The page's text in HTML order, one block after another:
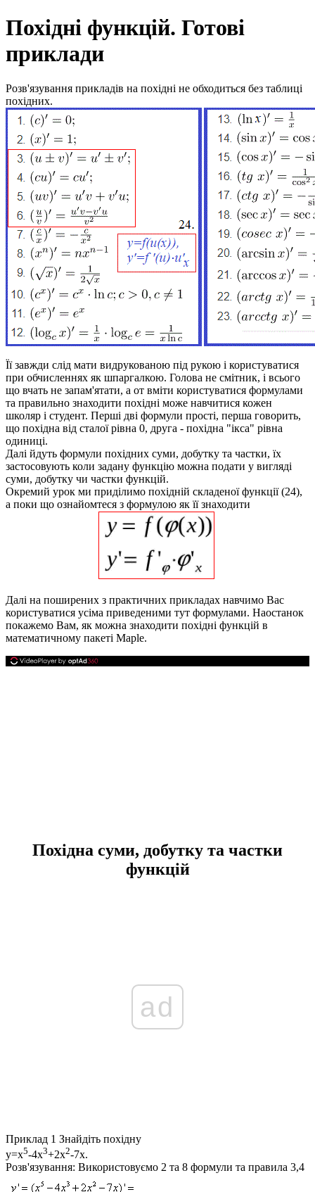
Похідні функцій. Готові
приклади
Розв'язування прикладів на похідні не обходиться без таблиці
похідних.
Її завжди слід мати видрукованою під рукою і користуватися
при обчисленнях як шпаргалкою. Голова не смітник, і всього
що вчать не запам'ятати, а от вміти користуватися формулами
та правильно знаходити похідні може навчитися кожен
школяр і студент. Перші дві формули прості, перша говорить,
що похідна від сталої рівна 0, друга - похідна "ікса" рівна
одиниці.
Далі йдуть формули похідних суми, добутку та частки, їх
застосовують коли задану функцію можна подати у вигляді
суми, добутку чи частки функцій.
Окремий урок ми приділимо похідній складеної функції (24),
а поки що ознайомтеся з формулою як її знаходити
Далі на поширених з практичних прикладах навчимо Вас
користуватися усіма приведеними тут формулами. Наостанок
покажемо Вам, як можна знаходити похідні функцій в
математичному пакеті Maple.
Похідна суми, добутку та частки
функцій
ad
Приклад 1 Знайдіть похідну
y=x5-4x3+2x2-7x.
Розв'язування: Використовуємо 2 та 8 формули та правила 3,4